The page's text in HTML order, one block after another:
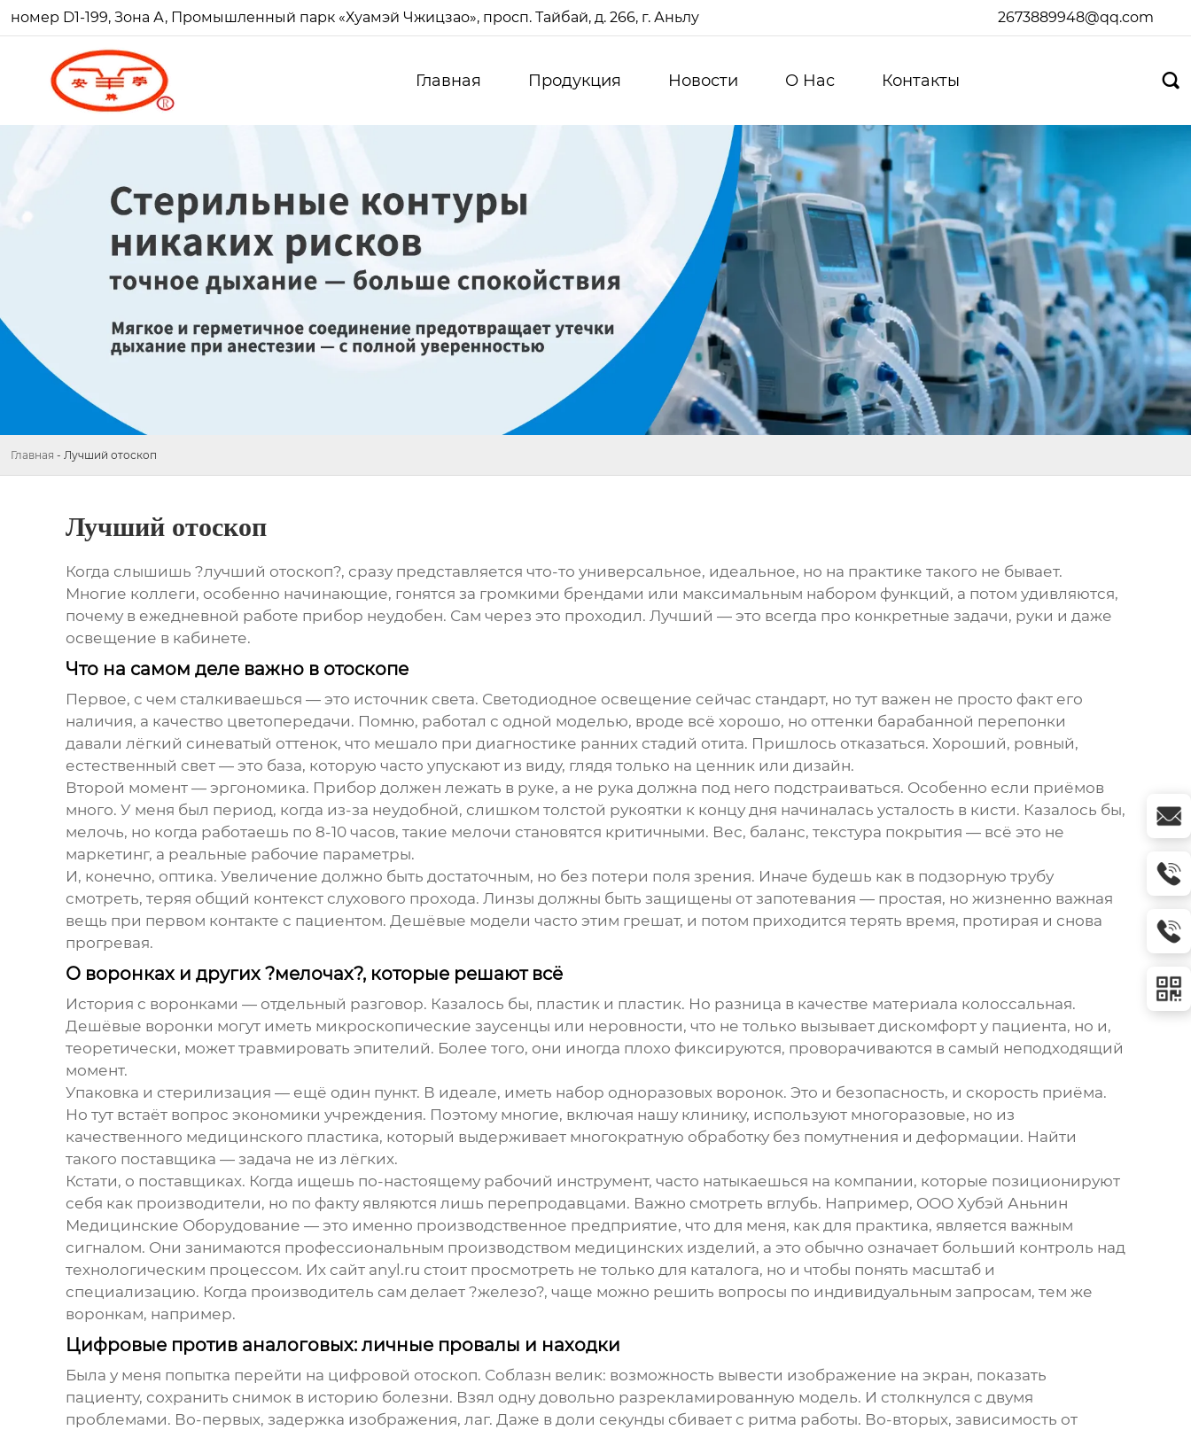
номер D1-199, Зона А, Промышленный парк «Хуамэй Чжицзао», просп. Тайбай, д. 266, г. Аньлу 2673889948@qq.com
Главная Продукция Новости О Hас Контакты 
Главная - Лучший отоскоп
Лучший отоскоп
Когда слышишь ?лучший отоскоп?, сразу представляется что-то универсальное, идеальное, но на практике такого не бывает.
Многие коллеги, особенно начинающие, гонятся за громкими брендами или максимальным набором функций, а потом удивляются,
почему в ежедневной работе прибор неудобен. Сам через это проходил. Лучший — это всегда про конкретные задачи, руки и даже
освещение в кабинете.
Что на самом деле важно в отоскопе
Первое, с чем сталкиваешься — это источник света. Светодиодное освещение сейчас стандарт, но тут важен не просто факт его
наличия, а качество цветопередачи. Помню, работал с одной моделью, вроде всё хорошо, но оттенки барабанной перепонки
давали лёгкий синеватый оттенок, что мешало при диагностике ранних стадий отита. Пришлось отказаться. Хороший, ровный,
естественный свет — это база, которую часто упускают из виду, глядя только на ценник или дизайн.
Второй момент — эргономика. Прибор должен лежать в руке, а не рука должна под него подстраиваться. Особенно если приёмов
много. У меня был период, когда из-за неудобной, слишком толстой рукоятки к концу дня начиналась усталость в кисти. Казалось бы,
мелочь, но когда работаешь по 8-10 часов, такие мелочи становятся критичными. Вес, баланс, текстура покрытия — всё это не
маркетинг, а реальные рабочие параметры.
И, конечно, оптика. Увеличение должно быть достаточным, но без потери поля зрения. Иначе будешь как в подзорную трубу
смотреть, теряя общий контекст слухового прохода. Линзы должны быть защищены от запотевания — простая, но жизненно важная
вещь при первом контакте с пациентом. Дешёвые модели часто этим грешат, и потом приходится терять время, протирая и снова
прогревая.
О воронках и других ?мелочах?, которые решают всё
История с воронками — отдельный разговор. Казалось бы, пластик и пластик. Но разница в качестве материала колоссальная.
Дешёвые воронки могут иметь микроскопические заусенцы или неровности, что не только вызывает дискомфорт у пациента, но и,
теоретически, может травмировать эпителий. Более того, они иногда плохо фиксируются, проворачиваются в самый неподходящий
момент.
Упаковка и стерилизация — ещё один пункт. В идеале, иметь набор одноразовых воронок. Это и безопасность, и скорость приёма.
Но тут встаёт вопрос экономики учреждения. Поэтому многие, включая нашу клинику, используют многоразовые, но из
качественного медицинского пластика, который выдерживает многократную обработку без помутнения и деформации. Найти
такого поставщика — задача не из лёгких.
Кстати, о поставщиках. Когда ищешь по-настоящему рабочий инструмент, часто натыкаешься на компании, которые позиционируют
себя как производители, но по факту являются лишь перепродавцами. Важно смотреть вглубь. Например, ООО Хубэй Аньнин
Медицинские Оборудование — это именно производственное предприятие, что для меня, как для практика, является важным
сигналом. Они занимаются профессиональным производством медицинских изделий, а это обычно означает больший контроль над
технологическим процессом. Их сайт anyl.ru стоит просмотреть не только для каталога, но и чтобы понять масштаб и
специализацию. Когда производитель сам делает ?железо?, чаще можно решить вопросы по индивидуальным запросам, тем же
воронкам, например.
Цифровые против аналоговых: личные провалы и находки
Была у меня попытка перейти на цифровой отоскоп. Соблазн велик: возможность вывести изображение на экран, показать
пациенту, сохранить снимок в историю болезни. Взял одну довольно разрекламированную модель. И столкнулся с двумя
проблемами. Во-первых, задержка изображения, лаг. Даже в доли секунды сбивает с ритма работы. Во-вторых, зависимость от